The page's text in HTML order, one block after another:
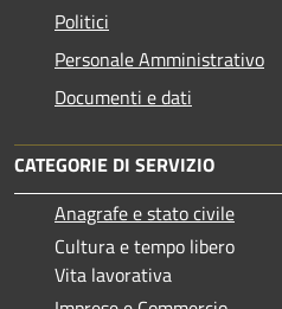
Politici
Personale Amministrativo
Documenti e dati
CATEGORIE DI SERVIZIO
Anagrafe e stato civile
Cultura e tempo libero
Vita lavorativa